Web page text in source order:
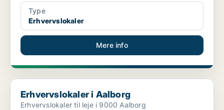
Type
Erhvervslokaler
Mere info
Erhvervslokaler i Aalborg
Erhvervslokaler i Aalborg
Erhvervslokaler til leje i 9000 Aalborg